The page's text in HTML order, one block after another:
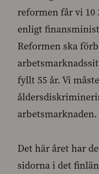
reformen får vi 10
enligt
Reformen ska
fyllt 55 år. Vi
arbetsmarknaden.
Det här året har
sidorna i det